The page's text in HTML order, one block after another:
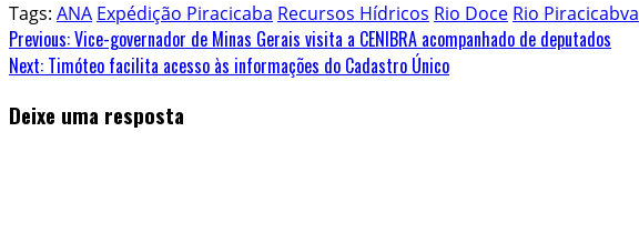
Tags: ANA Expédição Piracicaba Recursos Hídricos Rio Doce Rio Piracicabva
Continue
Reading
Previous:Vice-governador de Minas Gerais visita a CENIBRA acompanhado de deputados
Next: Timóteo facilita acesso às informações do Cadastro Único
Deixe uma resposta